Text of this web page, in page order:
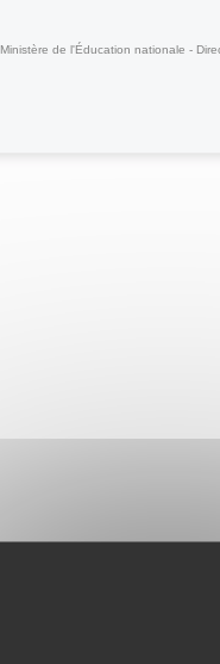
Ministère de l'Éducation nationale -